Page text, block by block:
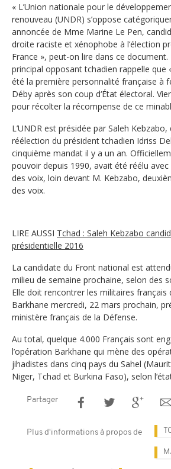
« L’Union nationale pour le
renouveau (UNDR) s’oppose
annoncée de Mme Marine Le Pen,
droite raciste et xénophobe à l‘élection
France », peut-on lire dans ce document.
principal opposant tchadien rappelle que
été la première personnalité française à
Déby après son coup d‘État électoral.
pour récolter la récompense de ce
L’UNDR est présidée par Saleh
réélection du président tchadien Idriss
cinquième mandat il y a un an.
pouvoir depuis 1990, avait été réélu avec
des voix, loin devant M. Kebzabo,
des voix.
LIRE AUSSI Tchad : Saleh Kebzabo
présidentielle 2016
La candidate du Front national est
milieu de semaine prochaine, selon des
Elle doit rencontrer les militaires français
Barkhane mercredi, 22 mars prochain,
ministère français de la Défense.
Au total, quelque 4.000 Français sont
l’opération Barkhane qui mène des
jihadistes dans cinq pays du Sahel
Niger, Tchad et Burkina Faso), selon
Partager
Plus d'informations à propos de